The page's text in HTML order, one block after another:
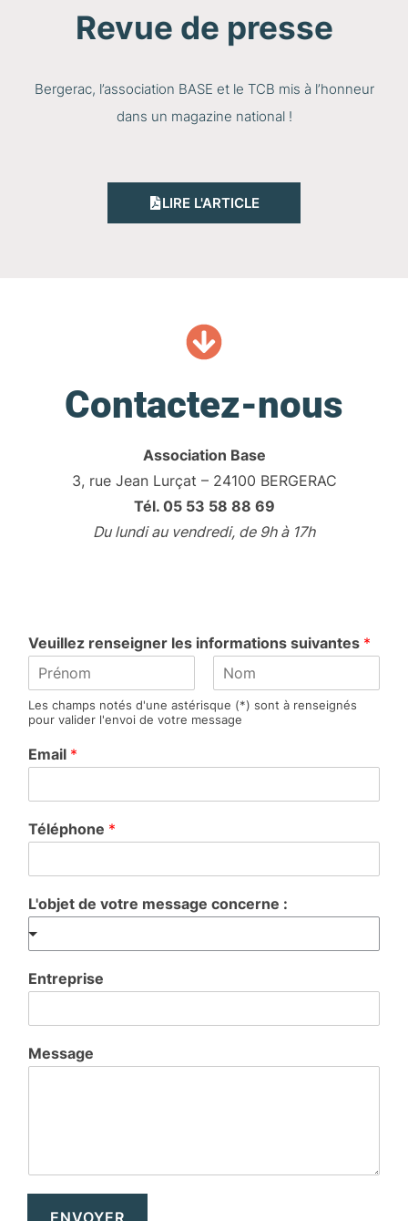
Revue de presse
Bergerac, l’association BASE et le TCB mis à l’honneur
dans un magazine national !
LIRE L'ARTICLE
Contactez-nous
Association Base
3, rue Jean Lurçat – 24100 BERGERAC
Tél. 05 53 58 88 69
Du lundi au vendredi, de 9h à 17h
Veuillez renseigner les informations suivantes *
r
é
o
m
o
m
Les champs notés d'une astérisque (*) sont à renseignés
pour valider l'envoi de votre message
Email *
Téléphone *
L'objet de votre message concerne :
Entreprise
Message